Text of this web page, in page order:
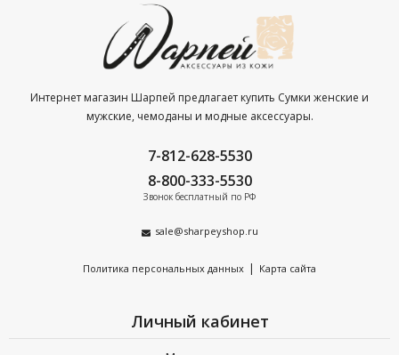
Интернет магазин Шарпей предлагает купить Сумки женские и
мужские, чемоданы и модные аксессуары.
7-812-628-5530
8-800-333-5530
Звонок бесплатный по РФ
sale@sharpeyshop.ru
Политика персональных данных | Карта сайта
Личный кабинет